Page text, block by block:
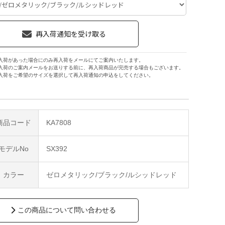
品コード KA7808
デルNo SX392
カラー ゼロメタリック/ブラック/ルシッドレッド
この商品について問い合わせる
荷があった場合にのみ再入荷をメールにてご案内いたします。
荷のご案内メールをお送りする前に、再入荷商品が完売する場合もございます。
荷をご希望のサイズを選択して再入荷通知の申込をしてください。